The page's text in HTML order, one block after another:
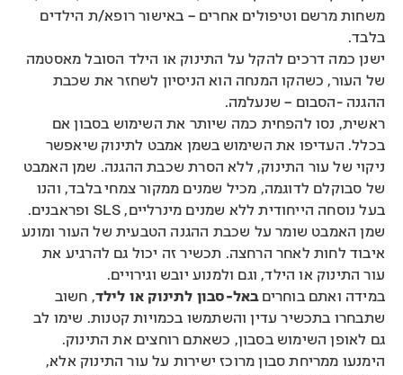
משחות מרשם וטיפולים אחרים – באישור רופא/ת הילדים
בלבד.
ישנן כמה דרכים להקל על התינוק או הילד הסובל מאסטמה
של העור, כשהקו המנחה הוא הניסיון לשחזר את שכבת
ההגנה -הסבום – שנעלמה.
ראשית, נסו להפחית כמה שיותר את השימוש בסבון אם
בכלל. העדיפו את השימוש בשמן אמבט לתינוק שיאפשר
ניקוי של עור התינוק, ללא הסרת שכבת ההגנה. שמן האמבט
של סבוקלם לדוגמה, מכיל שמנים ממקור צמחי בלבד, והנו
בעל נוסחה הייחודית ללא שמנים מינרליים, SLS ופראבנים.
שמן האמבט שומר על שכבת ההגנה הטבעית של העור ומונע
איבוד לחות לאחר הרחצה. תכשיר זה יכול גם להרגיע את
עור התינוק או הילד, וגם ולמנוע יובש וגירויים.
במידה ואתם בוחריםבאל-סבון לתינוק או לילד, חשוב
שתבחרו בתכשיר עדין והשתמשו בכמויות קטנות. שימו לב
גם לאופן השימוש בסבון, כשאתם רוחצים את התינוק.
הימנעו ממריחת סבון מרוכז ישירות על עור התינוק אלא,